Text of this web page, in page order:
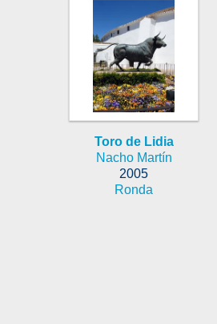
Toro de Lidia
Nacho Martín
2005
Ronda